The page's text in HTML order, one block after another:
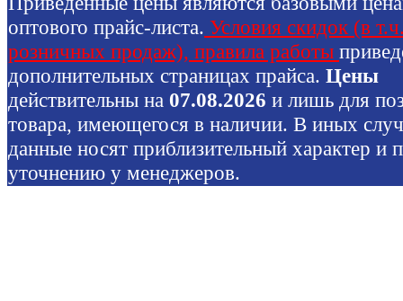
оптового прайс-листа. Условия скидок (в
розничных продаж), правила работы
дополнительных страницах прайса. Цены
действительны на 07.08.2026 и лишь для
товара, имеющегося в наличии. В иных
данные носят приблизительный характер и
уточнению у менеджеров.